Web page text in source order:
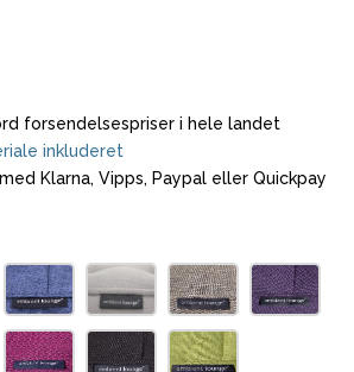
forsendelsespriser i hele landet
inkluderet
Klarna, Vipps, Paypal eller Quickpay